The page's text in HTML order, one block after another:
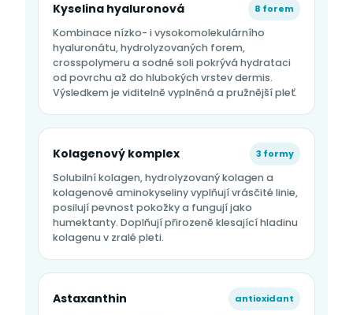
Kyselina hyaluronová 8 forem
Kombinace nízko- i vysokomolekulárního
hyaluronátu, hydrolyzovaných forem,
crosspolymeru a sodné soli pokrývá hydrataci
od povrchu až do hlubokých vrstev dermis.
Výsledkem je viditelně vyplněná a pružnější pleť.
Kolagenový komplex 3 formy
Solubilní kolagen, hydrolyzovaný kolagen a
kolagenové aminokyseliny vyplňují vrásčité linie,
posilují pevnost pokožky a fungují jako
humektanty. Doplňují přirozeně klesající hladinu
kolagenu v zralé pleti.
Astaxanthin antioxidant